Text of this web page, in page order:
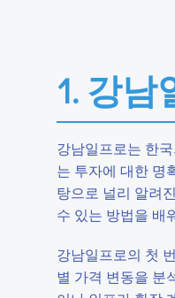
1. 강남
강남일프로는 한
는 투자에 대한 명
탕으로 널리 알려
수 있는 방법을 배
강남일프로의 첫
별 가격 변동을 분